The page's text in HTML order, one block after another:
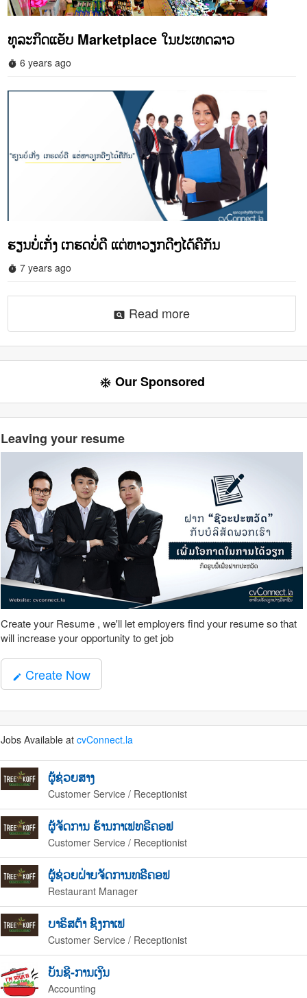
ທຸລະກິດແອັບ Marketplace ໃນປະເທດລາວ
timer 6 years ago
ຮຽນບໍ່ເກັ່ງ ເກຮດບໍ່ດີ ແຕ່ຫາວຽກດີໆໄດ້ຄືກັນ
timer 7 years ago
pageview Read more
ac_unit Our Sponsored
Leaving your resume
Create your Resume , we'll let employers find your resume so that
will increase your opportunity to get job
mode_edit Create Now
Jobs Available at cvConnect.la
ຜູ້ຊ່ວຍສາງ
Customer Service / Receptionist
ຜູ້ຈັດການ ຮ້ານກາເຟທຣີຄອຟ
Customer Service / Receptionist
ຜູ້ຊ່ວຍຝ່າຍຈັດການທຣີຄອຟ
Restaurant Manager
ບາຣິສຕ້າ ຊົງກາເຟ
Customer Service / Receptionist
ບັນຊີ-ການເງິນ
Accounting